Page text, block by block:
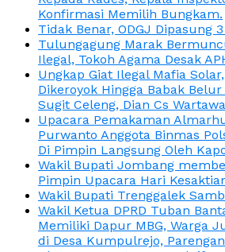
Konfirmasi Memilih Bungkam.
Tidak Benar, ODGJ Dipasung
Tulungagung Marak
Ilegal, Tokoh Agama Desak
Ungkap Giat Ilegal Mafia
Dikeroyok Hingga Babak
Sugit Celeng, Dian Cs
Upacara Pemakaman
Purwanto Anggota Binmas
Di Pimpin Langsung Oleh
Wakil Bupati Jombang
Pimpin Upacara Hari
Wakil Bupati Trenggalek
Wakil Ketua DPRD Tuban
Memiliki Dapur MBG, Warga
di Desa Kumpulrejo,